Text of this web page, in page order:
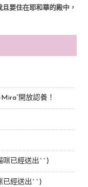
要住在耶和華的殿中，
開放認養！
咪已經送出^^)
已經送出^^)